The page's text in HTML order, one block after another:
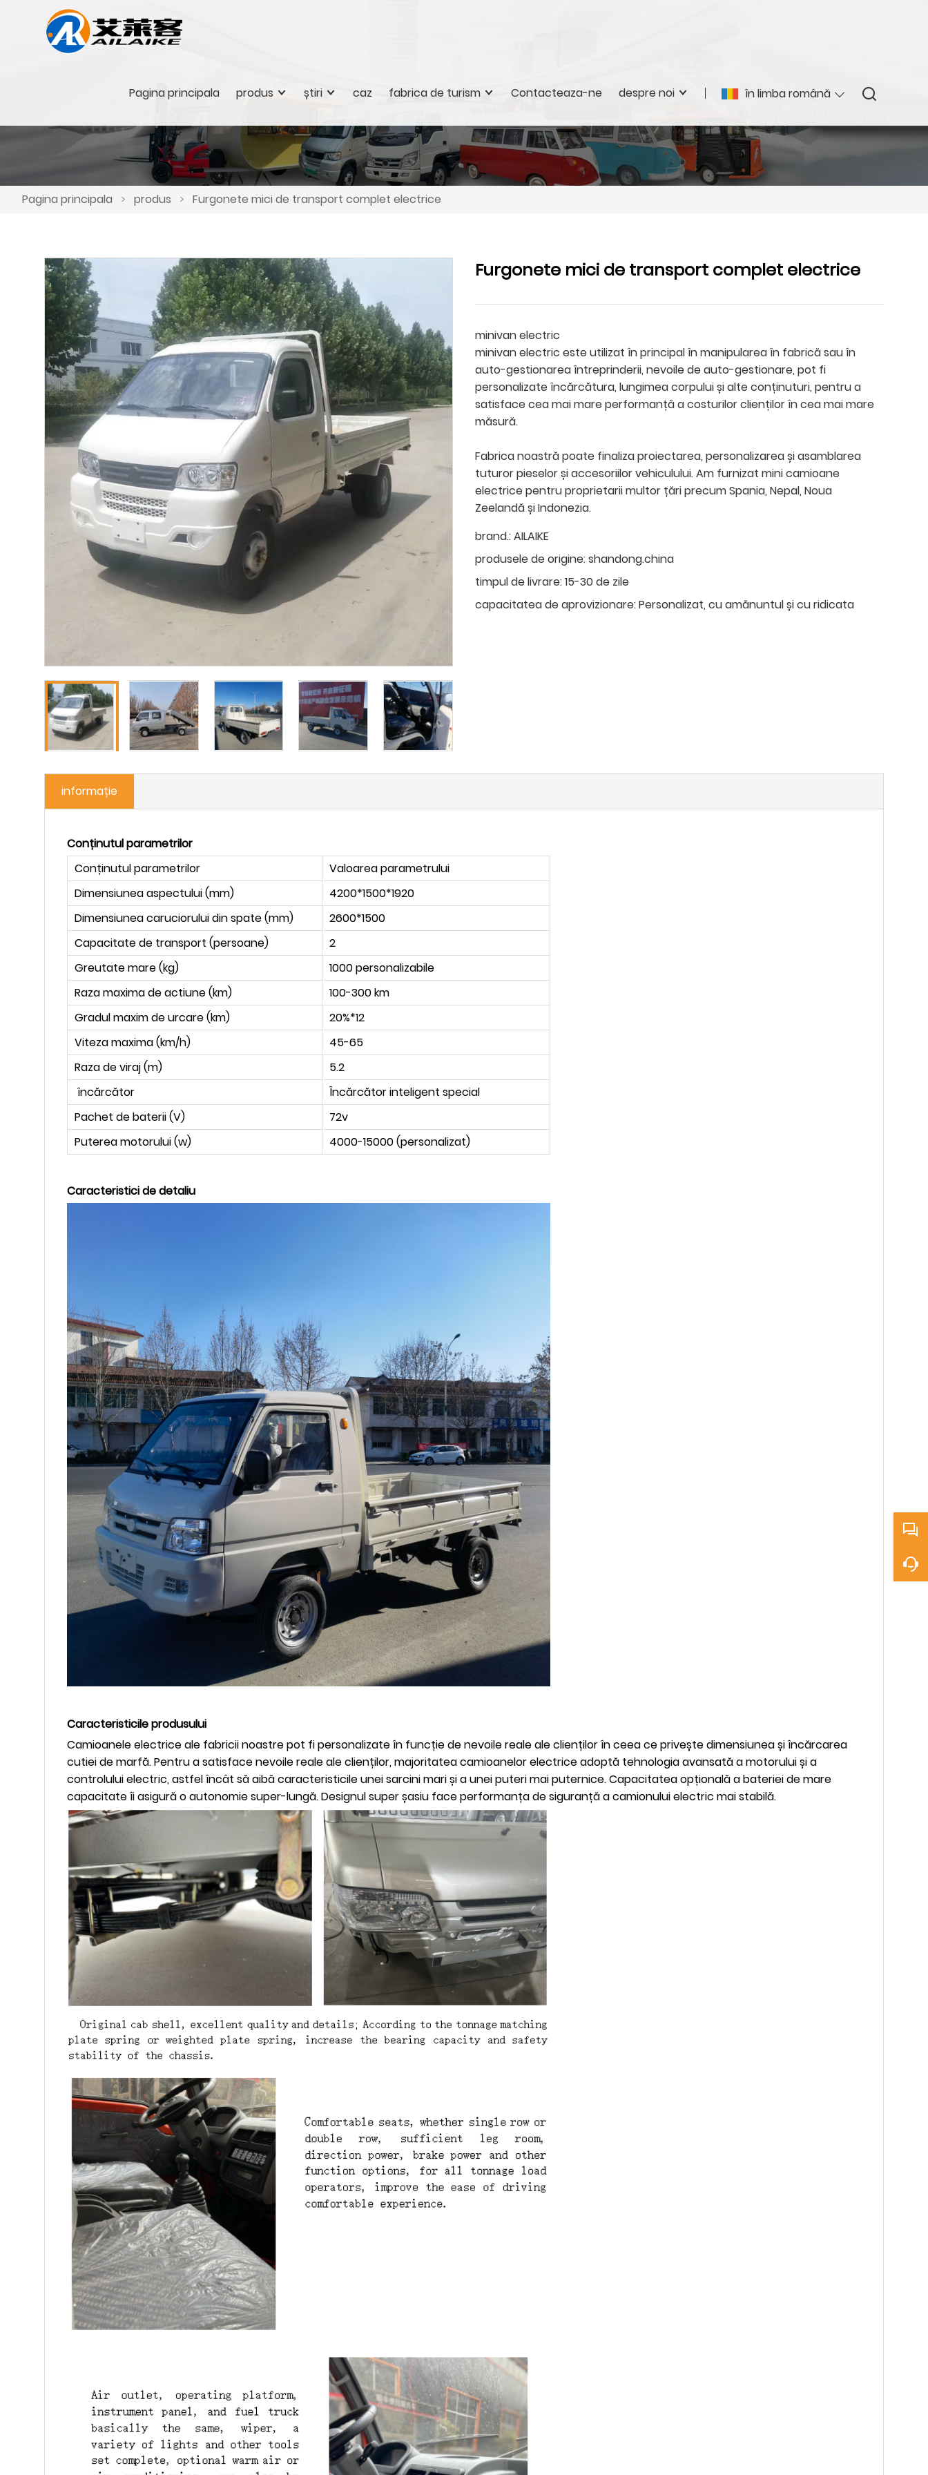
în limba română
Pagina principala produs știri caz fabrica de turism Contacteaza-ne despre noi
Pagina principala > produs > Furgonete mici de transport complet electrice
Furgonete mici de transport complet electrice
minivan electric
minivan electric este utilizat în principal în manipularea în fabrică sau în
auto-gestionarea întreprinderii, nevoile de auto-gestionare, pot fi
personalizate încărcătura, lungimea corpului și alte conținuturi, pentru a
satisface cea mai mare performanță a costurilor clienților în cea mai mare
măsură.
Fabrica noastră poate finaliza proiectarea, personalizarea și asamblarea
tuturor pieselor și accesoriilor vehiculului. Am furnizat mini camioane
electrice pentru proprietarii multor țări precum Spania, Nepal, Noua
Zeelandă și Indonezia.
brand.:AILAIKE
produsele de origine:shandong.china
timpul de livrare:15-30 de zile
capacitatea de aprovizionare:Personalizat, cu amănuntul și cu ridicata
informație
Conținutul parametrilor
Conținutul parametrilor
Valoarea parametrului
Dimensiunea aspectului (mm)
4200*1500*1920
Dimensiunea caruciorului din spate (mm)
2600*1500
Capacitate de transport (persoane)
2
Greutate mare (kg)
1000 personalizabile
Raza maxima de actiune (km)
100-300 km
Gradul maxim de urcare (km)
20%*12
Viteza maxima (km/h)
45-65
Raza de viraj (m)
5.2
încărcător
Încărcător inteligent special
Pachet de baterii (V)
72v
Puterea motorului (w)
4000-15000 (personalizat)
Caracteristici de detaliu
Caracteristicile produsului
Camioanele electrice ale fabricii noastre pot fi personalizate în funcție de nevoile reale ale clienților în ceea ce privește dimensiunea și încărcarea
cutiei de marfă. Pentru a satisface nevoile reale ale clienților, majoritatea camioanelor electrice adoptă tehnologia avansată a motorului și a
controlului electric, astfel încât să aibă caracteristicile unei sarcini mari și a unei puteri mai puternice. Capacitatea opțională a bateriei de mare
capacitate îi asigură o autonomie super-lungă. Designul super șasiu face performanța de siguranță a camionului electric mai stabilă.